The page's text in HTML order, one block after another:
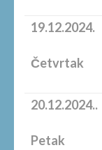
19.12.2024.
Četvrtak
20.12.2024..
Petak